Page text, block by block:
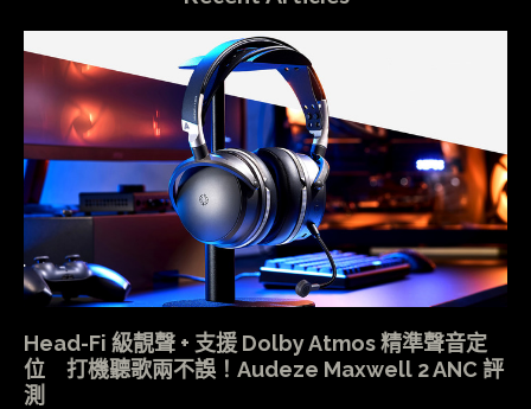
Head-Fi 級靚聲 + 支援 Dolby Atmos 精準聲音定
位 打機聽歌兩不誤！Audeze Maxwell 2 ANC 評
測